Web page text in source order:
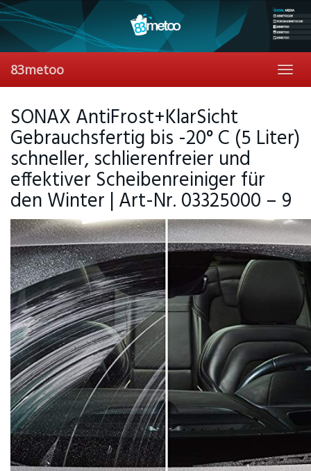
Skip
to
content
83metoo
SONAX AntiFrost+KlarSicht
Gebrauchsfertig bis -20° C (5 Liter)
schneller, schlierenfreier und
effektiver Scheibenreiniger für
den Winter | Art-Nr. 03325000 – 9